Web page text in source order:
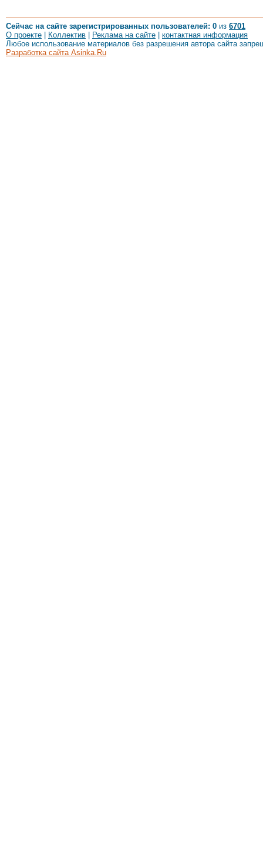
Сейчас на сайте зарегистрированных пользователей: 0 из 6701
О проекте
Коллектив Реклама на сайте
контактная информация
Любое использование материалов без разрешения автора сайта
Разработка сайта Asinka.Ru